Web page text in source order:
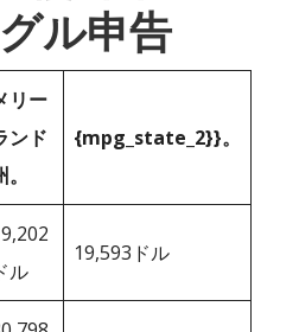
ル申告
リー
ンド
{mpg_state_2}}。
ル
19,593ドル